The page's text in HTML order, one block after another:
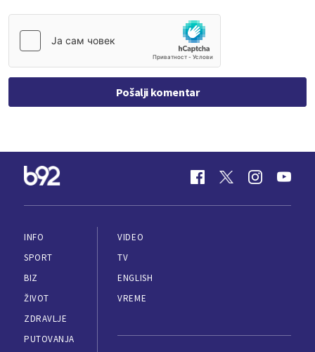
Pošalji komentar
INFO
SPORT
BIZ
ŽIVOT
ZDRAVLJE
PUTOVANJA
VIDEO
TV
ENGLISH
VREME